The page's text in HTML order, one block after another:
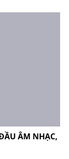
ÂM NHẠC,